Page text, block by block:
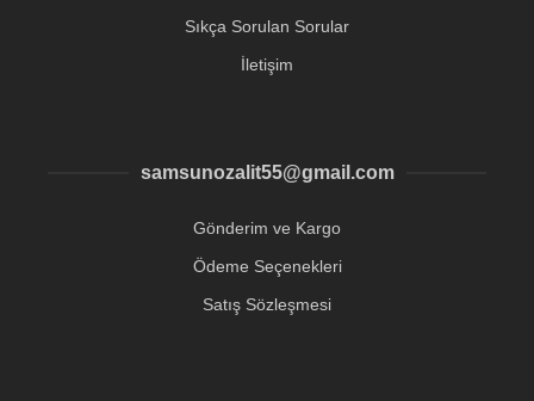
Sıkça Sorulan Sorular
İletişim
samsunozalit55@gmail.com
Gönderim ve Kargo
Ödeme Seçenekleri
Satış Sözleşmesi